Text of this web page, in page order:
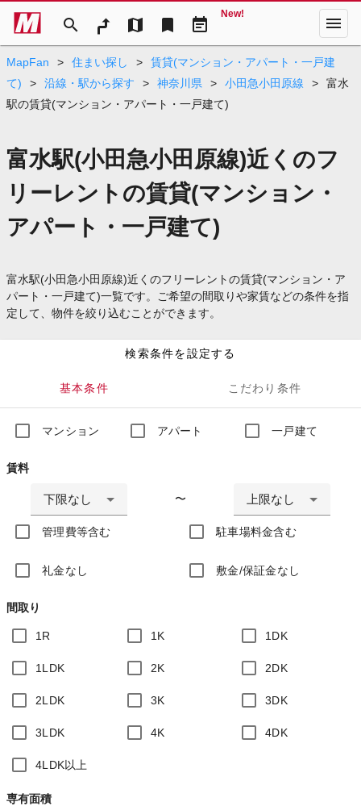
search map bookmark event_note
New! menu
MapFan > 住まい探し >
賃貸(マンション・アパート・一戸建
て)
> 沿線・駅から探す > 神奈川県 > 小田急小田原線 >
富水
駅の賃貸(マンション・アパート・一戸建て)
富水駅(小田急小田原線)近くのフ
リーレントの賃貸(マンション・
アパート・一戸建て)
富水駅(小田急小田原線)近くのフリーレントの賃貸(マンション・ア
パート・一戸建て)一覧です。ご希望の間取りや家賃などの条件を指
定して、物件を絞り込むことができます。
検索条件を設定する
基本条件 こだわり条件
マンション アパート 一戸建て
賃料
下限なし 〜 上限なし
管理費等含む 駐車場料金含む
礼金なし 敷金/保証金なし
間取り
1R 1K 1DK
1LDK 2K 2DK
2LDK 3K 3DK
3LDK 4K 4DK
4LDK以上
専有面積